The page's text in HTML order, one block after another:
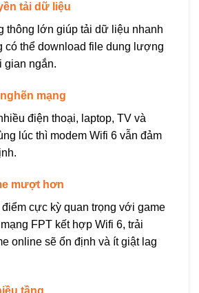
tải dữ liệu
thông lớn giúp tải dữ liệu nhanh
có thể download file dung lượng
gian ngắn.
mạng
điện thoại, laptop, TV và
lúc thì modem Wifi 6 vẫn đảm
mượt hơn
cực kỳ quan trọng với game
FPT kết hợp Wifi 6, trải
online sẽ ổn định và ít giật lag
tầng